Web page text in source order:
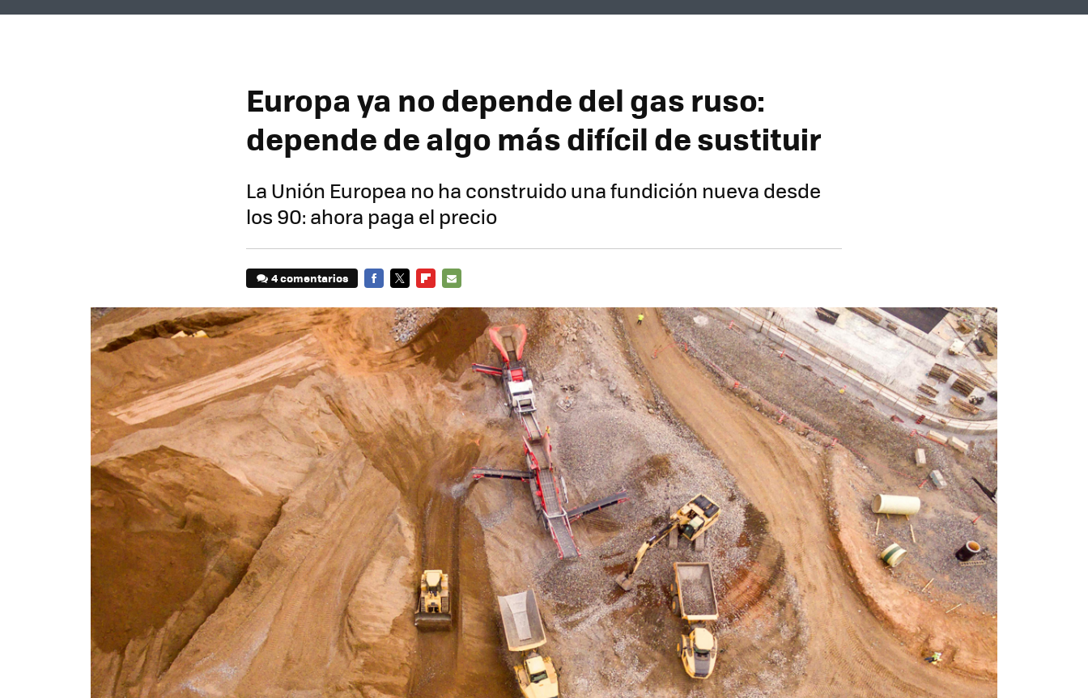
Europa ya no depende del gas ruso:
depende de algo más difícil de sustituir
La Unión Europea no ha construido una fundición nueva desde
los 90: ahora paga el precio
4 comentarios
MAIL